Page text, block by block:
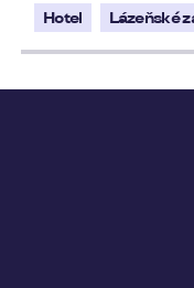
Hotel Lázeňské